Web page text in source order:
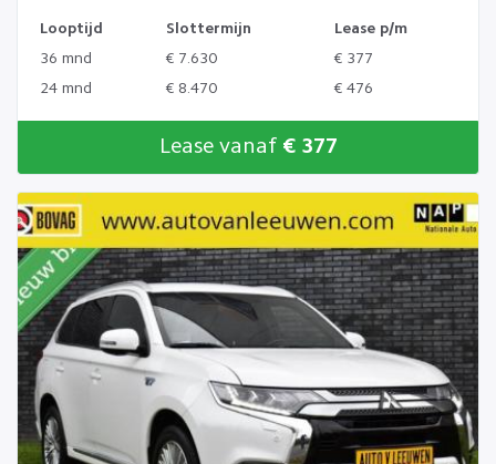
Looptijd Slottermijn
Lease p/m
36 mnd
€ 7.630
€ 377
24 mnd
€ 8.470 € 476
Lease vanaf € 377